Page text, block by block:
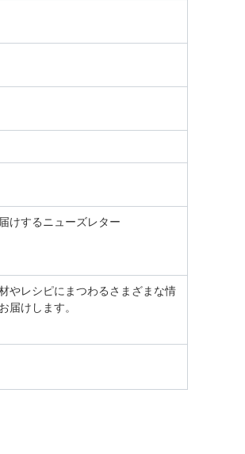
けするニューズレター
やレシピにまつわるさまざまな情
届けします。